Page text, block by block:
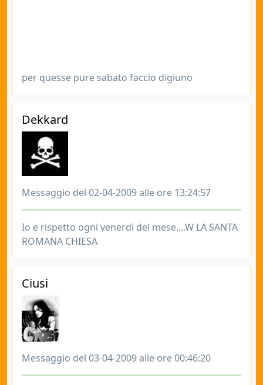
per quesse pure sabato faccio digiuno
Dekkard
Messaggio del 02-04-2009 alle ore 13:24:57
Io e rispetto ogni venerdi del mese....W LA SANTA
ROMANA CHIESA
Ciusi
Messaggio del 03-04-2009 alle ore 00:46:20